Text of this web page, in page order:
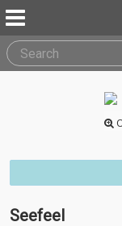
Seefeel